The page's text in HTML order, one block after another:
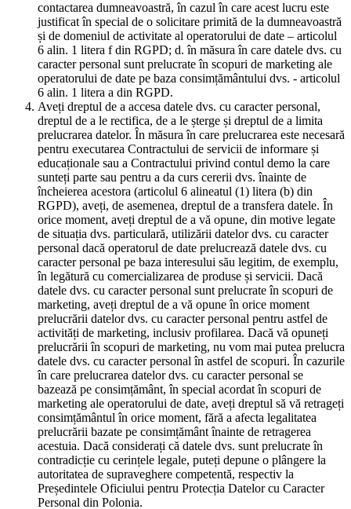
contactarea dumneavoastră, în cazul în care acest lucru este
justificat în special de o solicitare primită de la dumneavoastră
și de domeniul de activitate al operatorului de date – articolul
6 alin. 1 litera f din RGPD; d. în măsura în care datele dvs. cu
caracter personal sunt prelucrate în scopuri de marketing ale
operatorului de date pe baza consimțământului dvs. - articolul
6 alin. 1 litera a din RGPD.
Aveți dreptul de a accesa datele dvs. cu caracter personal,
dreptul de a le rectifica, de a le șterge și dreptul de a limita
prelucrarea datelor. În măsura în care prelucrarea este necesară
pentru executarea Contractului de servicii de informare și
educaționale sau a Contractului privind contul demo la care
sunteți parte sau pentru a da curs cererii dvs. înainte de
încheierea acestora (articolul 6 alineatul (1) litera (b) din
RGPD), aveți, de asemenea, dreptul de a transfera datele. În
orice moment, aveți dreptul de a vă opune, din motive legate
de situația dvs. particulară, utilizării datelor dvs. cu caracter
personal dacă operatorul de date prelucrează datele dvs. cu
caracter personal pe baza interesului său legitim, de exemplu,
în legătură cu comercializarea de produse și servicii. Dacă
datele dvs. cu caracter personal sunt prelucrate în scopuri de
marketing, aveți dreptul de a vă opune în orice moment
prelucrării datelor dvs. cu caracter personal pentru astfel de
activități de marketing, inclusiv profilarea. Dacă vă opuneți
prelucrării în scopuri de marketing, nu vom mai putea prelucra
datele dvs. cu caracter personal în astfel de scopuri. În cazurile
în care prelucrarea datelor dvs. cu caracter personal se
bazează pe consimțământ, în special acordat în scopuri de
marketing ale operatorului de date, aveți dreptul să vă retrageți
consimțământul în orice moment, fără a afecta legalitatea
prelucrării bazate pe consimțământ înainte de retragerea
acestuia. Dacă considerați că datele dvs. sunt prelucrate în
contradicție cu cerințele legale, puteți depune o plângere la
autoritatea de supraveghere competentă, respectiv la
Președintele Oficiului pentru Protecția Datelor cu Caracter
Personal din Polonia.